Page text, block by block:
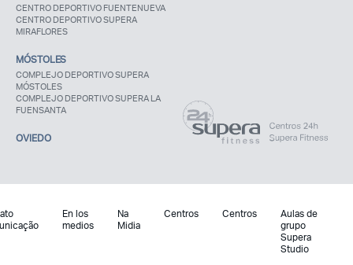
CENTRO DEPORTIVO FUENTENUEVA
CENTRO DEPORTIVO SUPERA
MIRAFLORES
MÓSTOLES
COMPLEJO DEPORTIVO SUPERA
MÓSTOLES
COMPLEJO DEPORTIVO SUPERA LA
FUENSANTA
OVIEDO
En los
medios
Na
Midia
Centros Centros
Aulas de
grupo
Supera
Studio